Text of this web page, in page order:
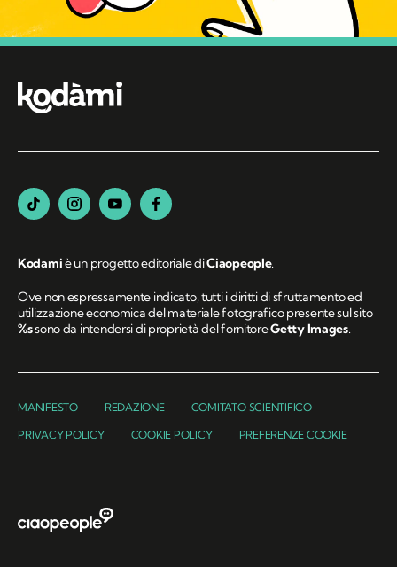
Kodamiè un progetto editoriale diCiaopeople.
Ove non espressamente indicato, tutti i diritti di sfruttamento ed
utilizzazione economica del materiale fotografico presente sul sito
%ssono da intendersi di proprietà del fornitoreGetty Images.
MANIFESTO REDAZIONE COMITATO SCIENTIFICO
PRIVACY POLICY COOKIE POLICY PREFERENZE COOKIE